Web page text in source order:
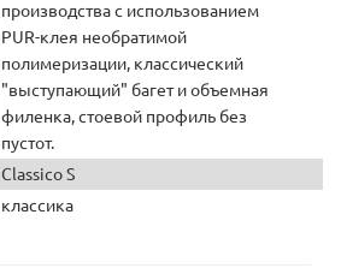
производства с использованием
PUR-клея необратимой
полимеризации, классический
"выступающий" багет и объемная
филенка, стоевой профиль без
пустот.
Classico S
классика